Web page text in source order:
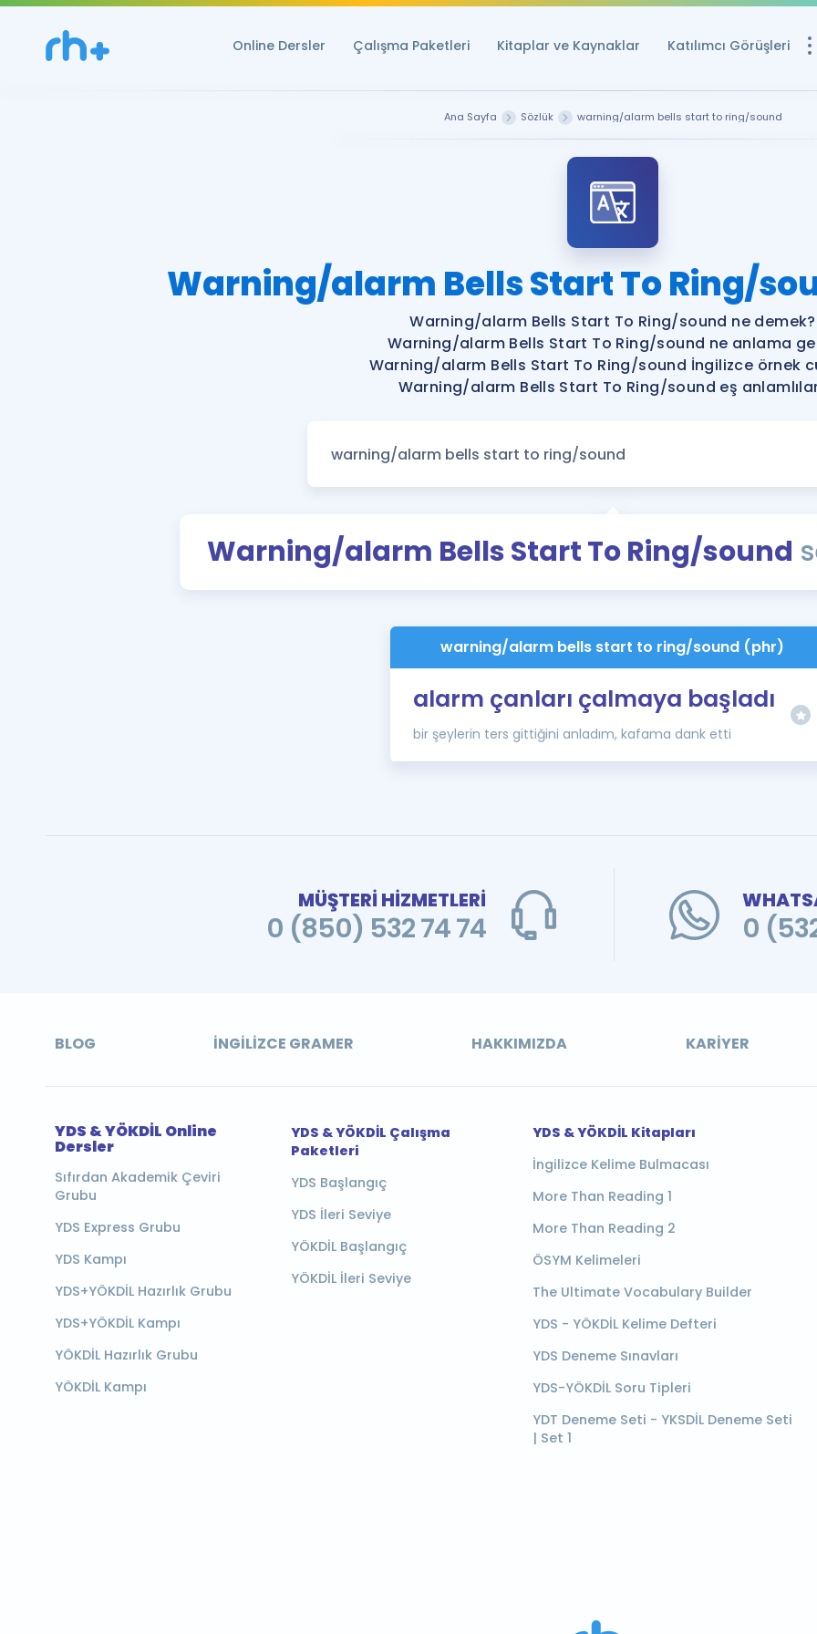
Online Dersler Çalışma Paketleri Kitaplar ve Kaynaklar Katılımcı Görüşleri
Ücretsiz
YDS ve YÖKDİL
YDS ve YÖKDİL
Rehberlik Aracı
YDS ve YÖKDİL'e
ÖSYM Sınav
Tüm ÖSYM
Eğitim ve
Blog
İngilizce
Ana Sayfa Sözlük warning/alarm bells start to ring/sound
Warning/alarm Bells Start To Ring/
Warning/alarm Bells Start To Ring/sound ne demek?
Warning/alarm Bells Start To Ring/sound ne anlama
Warning/alarm Bells Start To Ring/sound İngilizce örnek
Warning/alarm Bells Start To Ring/sound eş
Warning/alarm Bells Start To Ring/sound
warning/alarm bells start to ring/sound (phr)
alarm çanları çalmaya başladı
bir şeylerin ters gittiğini anladım, kafama dank etti
MÜŞTERİ HİZMETLERİ
0 (850) 532 74 74 0
BLOG İNGILIZCE GRAMER HAKKIMIZDA KARIYER
YDS & YÖKDİL Online
Dersler
Sıfırdan Akademik Çeviri
Grubu
YDS Express Grubu
YDS Kampı
YDS+YÖKDİL Hazırlık Grubu
YDS+YÖKDİL Kampı
YÖKDİL Hazırlık Grubu
YÖKDİL Kampı
YDS & YÖKDİL Çalışma
Paketleri
YDS Başlangıç
YDS İleri Seviye
YÖKDİL Başlangıç
YÖKDİL İleri Seviye
YDS & YÖKDİL Kitapları
İngilizce Kelime Bulmacası
More Than Reading 1
More Than Reading 2
ÖSYM Kelimeleri
The Ultimate Vocabulary Builder
YDS - YÖKDİL Kelime Defteri
YDS Deneme Sınavları
YDS-YÖKDİL Soru Tipleri
YDT Deneme Seti - YKSDİL Deneme Seti
| Set 1